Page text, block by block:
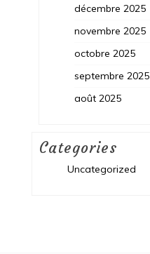
décembre 2025
novembre 2025
octobre 2025
septembre 2025
août 2025
Categories
Uncategorized